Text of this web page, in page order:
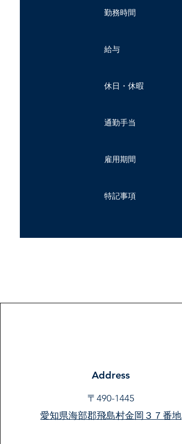
勤務時間
給与
休日・休暇
通勤手当
雇用期間
特記事項
Address
〒490-1445
愛知県海部郡飛島村金岡３７番地